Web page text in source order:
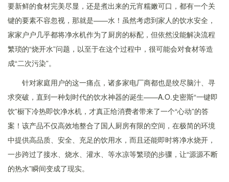
要新鲜的食材完美尽显，还是煮出来的元宵糯嫩可口，都有一个关
键的要素不容忽视，那就是——水！虽然考虑到家人的饮水安全，
家家户户几乎都将净水机作为了厨房的标配，但依然没能解决流程
繁琐的“烧开水”问题，以至于在这个过程中，很可能会对食材等造
成“二次污染”。
针对家庭用户的这一痛点，诸多家电厂商都也是绞尽脑汁、寻
求突破，直到一种划时代的饮水神器的诞生——A.O.史密斯“一键即
饮”橱下冷热即饮净水机，才真正给消费者带来了一个“心动”的答
案！该产品不仅高效地整合了国人厨房有限的空间，在极简的环境
中提供高品质、安全、充足的饮用水，而且还能即时将净水烧开，
一步跨过了接水、烧水、灌水、等水凉等繁琐的步骤，让“源源不断
的热水”瞬间变成了现实。